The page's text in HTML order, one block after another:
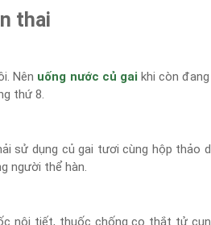
thai
Nên uống nước củ gai khi còn
thứ 8.
sử dụng củ gai tươi cùng hộp thảo
người thể hàn.
nội tiết, thuốc chống co thắt tử